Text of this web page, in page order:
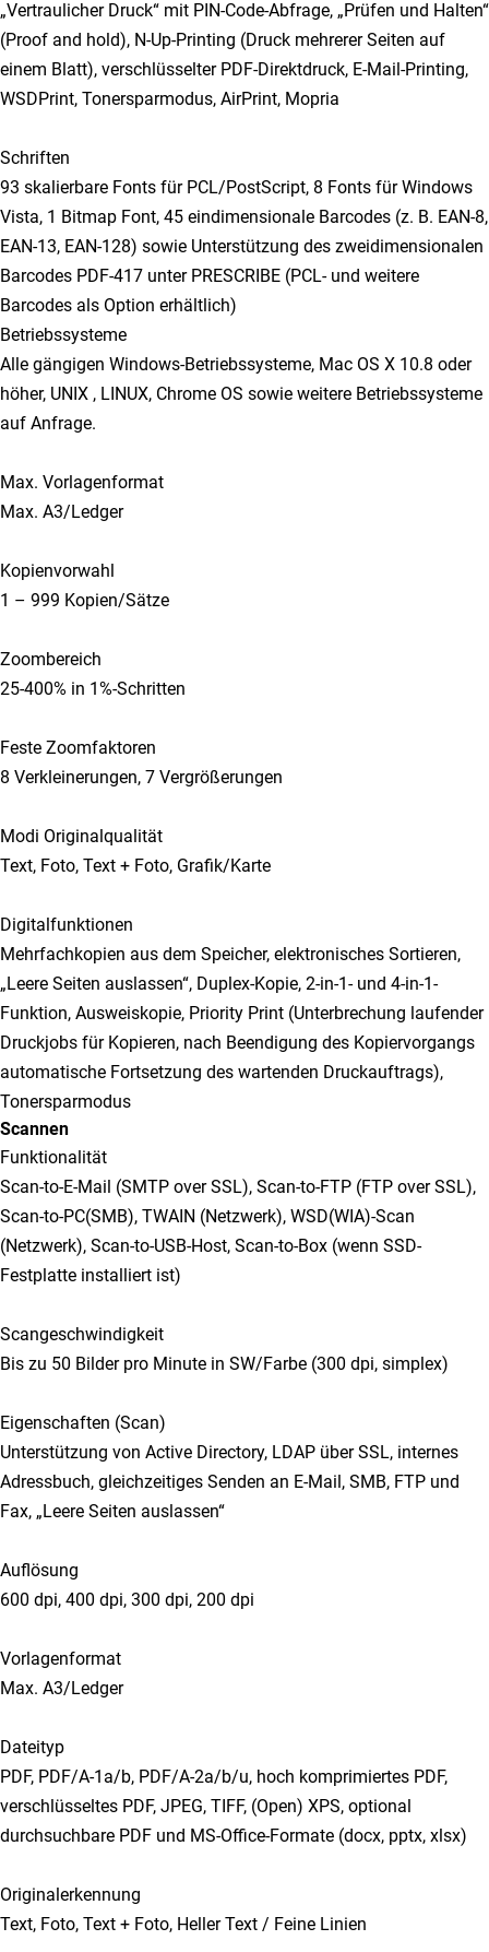
„Vertraulicher Druck“ mit PIN-Code-Abfrage, „Prüfen und Halten“
(Proof and hold), N-Up-Printing (Druck mehrerer Seiten auf
einem Blatt), verschlüsselter PDF-Direktdruck, E-Mail-Printing,
WSDPrint, Tonersparmodus, AirPrint, Mopria
Schriften
93 skalierbare Fonts für PCL/PostScript, 8 Fonts für Windows
Vista, 1 Bitmap Font, 45 eindimensionale Barcodes (z. B. EAN-8,
EAN-13, EAN-128) sowie Unterstützung des zweidimensionalen
Barcodes PDF-417 unter PRESCRIBE (PCL- und weitere
Barcodes als Option erhältlich)
Betriebssysteme
Alle gängigen Windows-Betriebssysteme, Mac OS X 10.8 oder
höher, UNIX , LINUX, Chrome OS sowie weitere Betriebssysteme
auf Anfrage.
Max. Vorlagenformat
Max. A3/Ledger
Kopienvorwahl
1 – 999 Kopien/Sätze
Zoombereich
25-400% in 1%-Schritten
Feste Zoomfaktoren
8 Verkleinerungen, 7 Vergrößerungen
Modi Originalqualität
Text, Foto, Text + Foto, Grafik/Karte
Digitalfunktionen
Mehrfachkopien aus dem Speicher, elektronisches Sortieren,
„Leere Seiten auslassen“, Duplex-Kopie, 2-in-1- und 4-in-1-
Funktion, Ausweiskopie, Priority Print (Unterbrechung laufender
Druckjobs für Kopieren, nach Beendigung des Kopiervorgangs
automatische Fortsetzung des wartenden Druckauftrags),
Tonersparmodus
Scannen
Funktionalität
Scan-to-E-Mail (SMTP over SSL), Scan-to-FTP (FTP over SSL),
Scan-to-PC(SMB), TWAIN (Netzwerk), WSD(WIA)-Scan
(Netzwerk), Scan-to-USB-Host, Scan-to-Box (wenn SSD-
Festplatte installiert ist)
Scangeschwindigkeit
Bis zu 50 Bilder pro Minute in SW/Farbe (300 dpi, simplex)
Eigenschaften (Scan)
Unterstützung von Active Directory, LDAP über SSL, internes
Adressbuch, gleichzeitiges Senden an E-Mail, SMB, FTP und
Fax, „Leere Seiten auslassen“
Auflösung
600 dpi, 400 dpi, 300 dpi, 200 dpi
Vorlagenformat
Max. A3/Ledger
Dateityp
PDF, PDF/A-1a/b, PDF/A-2a/b/u, hoch komprimiertes PDF,
verschlüsseltes PDF, JPEG, TIFF, (Open) XPS, optional
durchsuchbare PDF und MS-Office-Formate (docx, pptx, xlsx)
Originalerkennung
Text, Foto, Text + Foto, Heller Text / Feine Linien